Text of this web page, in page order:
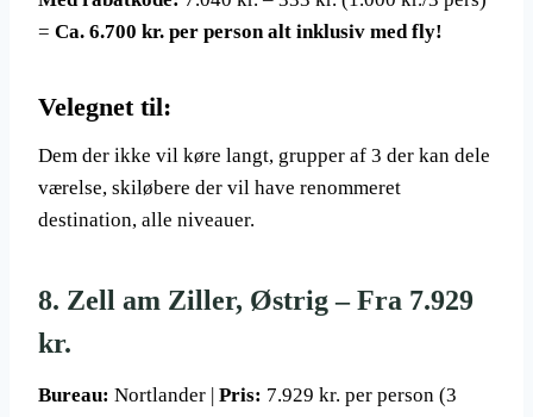
= Ca. 6.700 kr. per person alt inklusiv med fly!
Velegnet til:
Dem der ikke vil køre langt, grupper af 3 der kan dele
værelse, skiløbere der vil have renommeret
destination, alle niveauer.
8. Zell am Ziller, Østrig – Fra 7.929
kr.
Bureau: Nortlander | Pris: 7.929 kr. per person (3